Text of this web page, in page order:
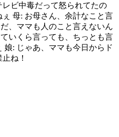
ビ中毒だって怒られてたの
母: お母さん、余計なこと言
、ママも人のこと言えないん
いくら言っても、ちっとも言
娘: じゃあ、ママも今日からド
ね！